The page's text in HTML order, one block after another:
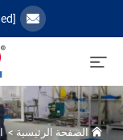
[email protected]
الصفحة الرئيسية >